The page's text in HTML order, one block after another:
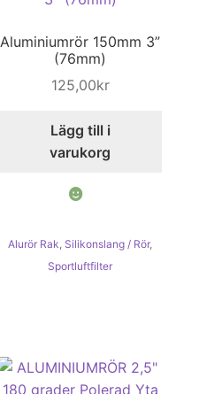
Aluminiumrör 150mm 3”
(76mm)
125,00kr
Lägg till i
varukorg
Alurör Rak, Silikonslang / Rör,
Sportluftfilter